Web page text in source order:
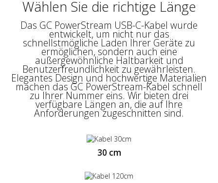
Dank der Unterstützung des Power Delivery-
Standards (60 W) können Sie das schnelle
Aufladen nutzen. Dies spart Zeit, indem Sie
das Gerät mit der höchsten Leistung
aufladen, die für das Gerät sicher ist. Die
schnelle Datenübertragung (480 Mbit / s)
ermöglicht ein effizientes und effektives
Arbeiten mit Dateien. Durch die
Unterstützung der Quick Charge 3.0- und
Ultra Charge-Technologien können wir unser
Smartphone bis zu dreimal schneller
aufladen.
Wählen Sie die richtige Länge
Das GC PowerStream USB-C-Kabel wurde
entwickelt, um nicht nur das
schnellstmögliche Laden Ihrer Geräte zu
ermöglichen, sondern auch eine
außergewöhnliche Haltbarkeit und
Benutzerfreundlichkeit zu gewährleisten.
Elegantes Design und hochwertige Materialien
machen das GC PowerStream-Kabel schnell
zu Ihrer Nummer eins. Wir bieten drei
verfügbare Längen an, die auf Ihre
Anforderungen zugeschnitten sind.
30 cm